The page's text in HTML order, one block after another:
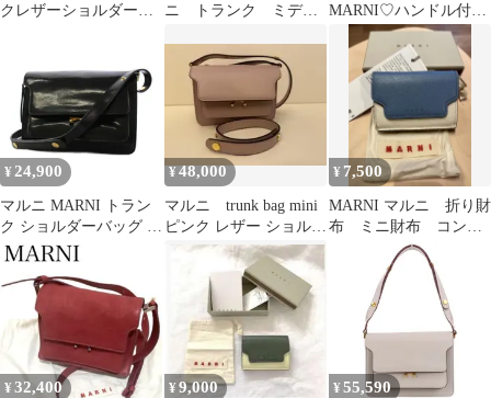
クレザーショルダーバ
ニ トランク ミディ
グ スカイブルー
MARNI♡ハンドル付き
トランクバッグ
¥ 24,900
マルニ MARNI トラン
ク ショルダーバッグ エ
ナメル 黒 /BM2
¥48,000
マルニ trunk bag mini
ピンク レザー ショルダ
ーバッグ
¥ 7,500
MARNI マルニ 折り財
布 ミニ財布 コンパ
¥ 32,400 ¥9,000 ¥ 55,590